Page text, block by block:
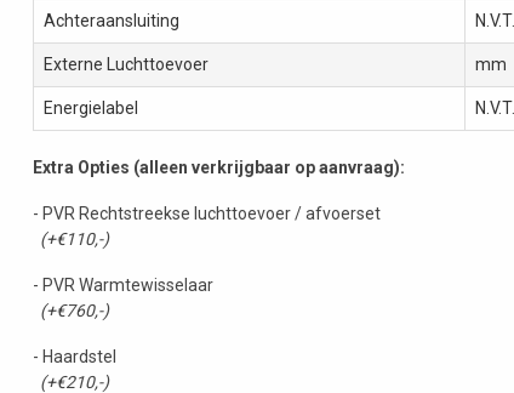
Achteraansluiting N.V.T.
Externe Luchttoevoer mm
Energielabel N.V.T.
Extra Opties (alleen verkrijgbaar op aanvraag):
- PVR Rechtstreekse luchttoevoer / afvoerset
(+€110,-)
- PVR Warmtewisselaar
(+€760,-)
- Haardstel
(+€210,-)